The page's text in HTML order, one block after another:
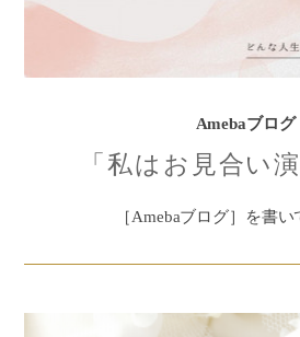
Amebaブログ
「私はお見合い
［Amebaブログ］を書い